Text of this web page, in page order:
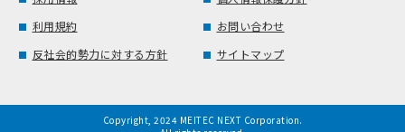
利用規約
お問い合わせ
反社会的勢力に対する方針
サイトマップ
Copyright, 2024 MEITEC NEXT Corporation.